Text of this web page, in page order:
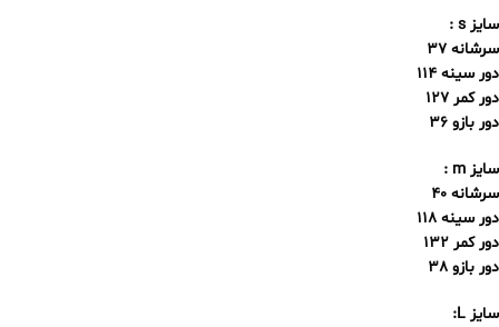
سایز s :
سرشانه 37
دور سینه 114
دور کمر 127
دور بازو 36
سایز m :
سرشانه 40
دور سینه 118
دور کمر 132
دور بازو 38
سایز L: